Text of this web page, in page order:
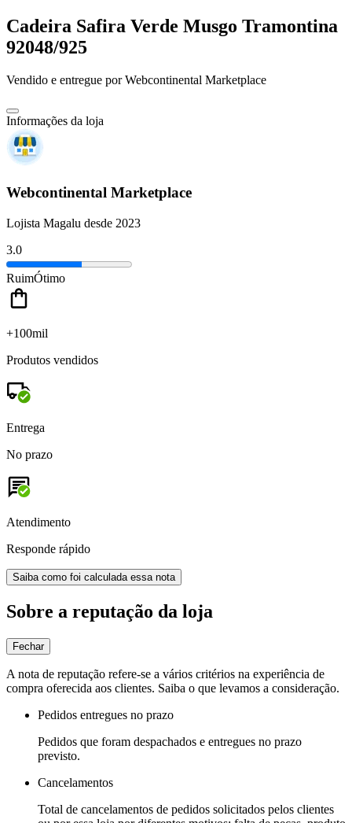
Cadeira Safira Verde Musgo Tramontina
92048/925
Vendido e entregue por Webcontinental Marketplace
Informações da loja
Webcontinental Marketplace
Lojista Magalu desde 2023
3.0
RuimÓtimo
+100mil
Produtos vendidos
Entrega
No prazo
Atendimento
Responde rápido
Saiba como foi calculada essa nota
Sobre a reputação da loja
Fechar
A nota de reputação refere-se a vários critérios na experiência de
compra oferecida aos clientes. Saiba o que levamos a consideração.
Pedidos entregues no prazo
Pedidos que foram despachados e entregues no prazo
previsto.
Cancelamentos
Total de cancelamentos de pedidos solicitados pelos clientes